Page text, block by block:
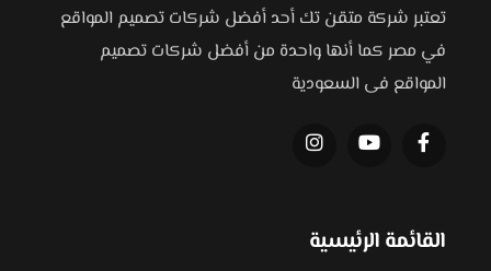
تعتبر شركة متقن تك أحد أفضل شركات تصميم المواقع
في مصر كما أنها واحدة من أفضل شركات تصميم
المواقع فى السعودية
القائمة الرئيسية